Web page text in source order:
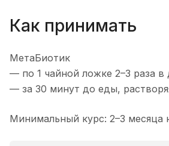
Как принимать
МетаБиотик
— по 1 чайной ложке 2–3 раза в
— за 30 минут до еды,
Минимальный курс: 2–3 месяца